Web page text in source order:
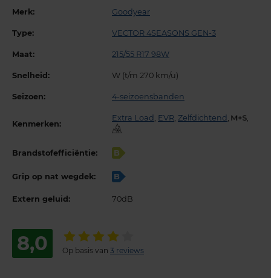
Merk: Goodyear
Type: VECTOR 4SEASONS GEN-3
Maat: 215/55 R17 98W
Snelheid: W (t/m 270 km/u)
Seizoen: 4-seizoensbanden
Kenmerken:
Extra Load , EVR, Zelfdichtend , ,
Brandstofefficiëntie: B
Grip op nat wegdek: B
Extern geluid: 70dB
8,0 Op basis van 3 reviews